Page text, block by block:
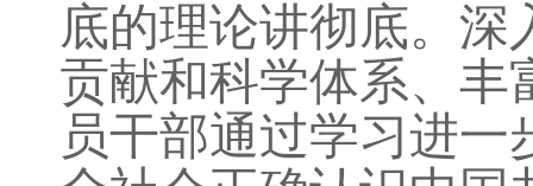
底的理论讲彻底。
贡献和科学体系、丰
员干部通过学习进